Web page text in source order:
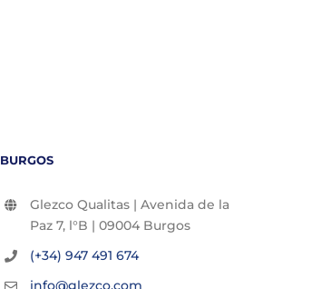
BURGOS
Glezco Qualitas | Avenida de la
Paz 7, l°B | 09004 Burgos
(+34) 947 491 674
info@glezco.com